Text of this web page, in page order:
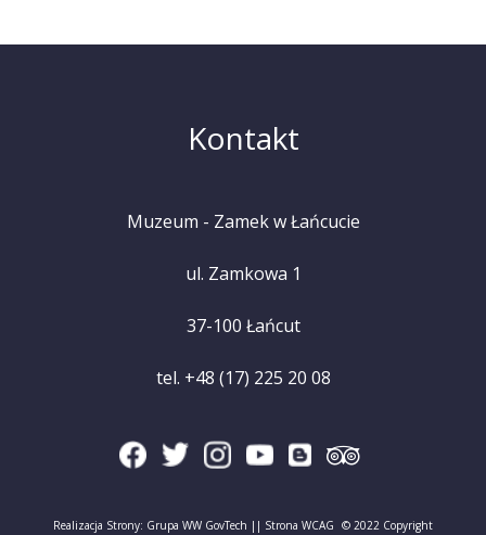
Kontakt
Muzeum - Zamek w Łańcucie
ul. Zamkowa 1
37-100 Łańcut
tel. +48 (17) 225 20 08
Realizacja Strony: Grupa WW GovTech || Strona WCAG © 2022 Copyright